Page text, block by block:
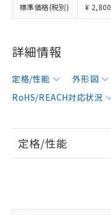
標準価格(税別) ¥ 2,800
詳細情報
定格/性能 外形図
RoHS/REACH対応状況
定格/性能